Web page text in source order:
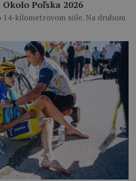
Poľska 2026
14-kilometrovom sóle. Na druhom